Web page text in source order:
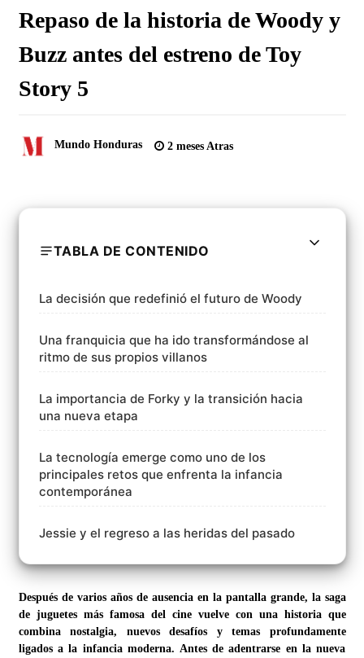
Repaso de la historia de Woody y
Buzz antes del estreno de Toy
Story 5
Mundo Honduras 2 meses Atras
TABLA DE CONTENIDO
La decisión que redefinió el futuro de Woody
Una franquicia que ha ido transformándose al
ritmo de sus propios villanos
La importancia de Forky y la transición hacia
una nueva etapa
La tecnología emerge como uno de los
principales retos que enfrenta la infancia
contemporánea
Jessie y el regreso a las heridas del pasado
Después de varios años de ausencia en la pantalla grande, la saga
de juguetes más famosa del cine vuelve con una historia que
combina nostalgia, nuevos desafíos y temas profundamente
ligados a la infancia moderna. Antes de adentrarse en la nueva